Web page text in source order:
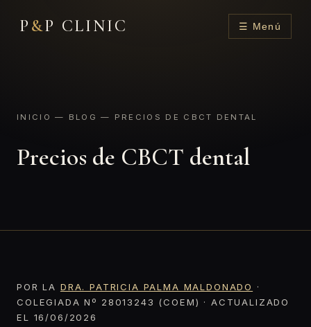
P &P CLINIC ☰ Menú
INICIO — BLOG — PRECIOS DE CBCT DENTAL
Precios de CBCT dental
POR LA DRA. PATRICIA PALMA MALDONADO
·
COLEGIADA Nº 28013243 (COEM) · ACTUALIZADO
EL 16/06/2026